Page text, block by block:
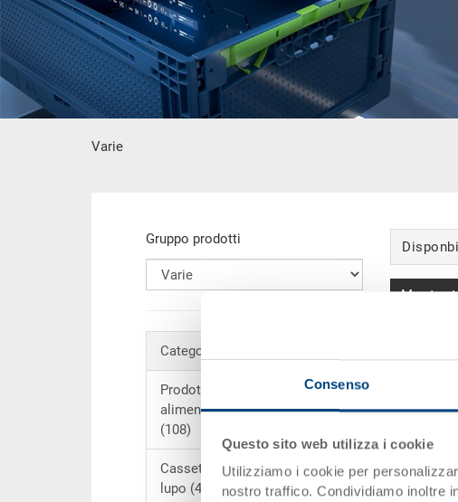
Consenso
Questo sito web utilizza i cookie
Utilizziamo i cookie per
nostro traffico. Condividiamo inoltre
Varie
Gruppo prodotti
Categorie
Prodotti per industria
alimentare e la gastronomia
(108)
Cassette SILAFIX bocca di
lupo (46)
Mostra